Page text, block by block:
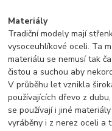
Materiály
Tradiční modely mají
vysoceuhlíkové oceli. Ta
materiálu se nemusí tak
čistou a suchou aby
V průběhu let vznikla
používajících dřevo z
se používají i jiné
vyráběny i z nerez oceli a